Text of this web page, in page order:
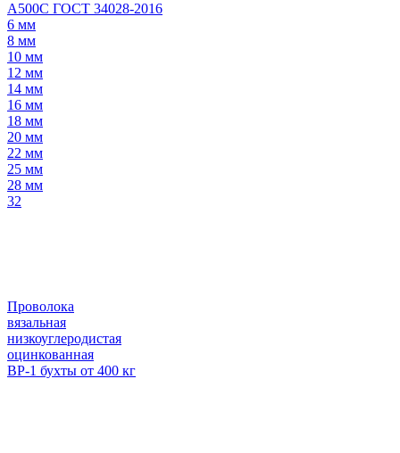
А500С ГОСТ 34028-2016
6 мм
8 мм
10 мм
12 мм
14 мм
16 мм
18 мм
20 мм
22 мм
25 мм
28 мм
32
Проволока
вязальная
низкоуглеродистая
оцинкованная
ВР-1 бухты от 400 кг